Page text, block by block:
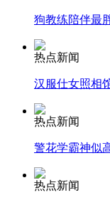
纽约上演“枕头
狗教练陪伴最
热点新闻
汉服仕女照相
热点新闻
警花学霸神似
热点新闻